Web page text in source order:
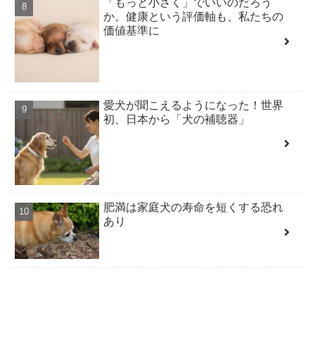
「もっと小さく」でいいのだろう
か。健康という評価軸も、私たちの
価値基準に
愛犬が聞こえるようになった！世界
初、日本から「犬の補聴器」
肥満は家庭犬の寿命を短くする恐れ
あり